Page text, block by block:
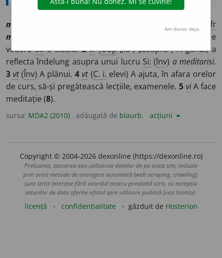
medit
fr
méditer
) A examina ceva din toate punctele de
vedereSi: a studia. 2 vi(Udp„la”, „asupra”) A gândi, a
reflecta îndelung asupra unui lucru Si: (înv) a meditarisi.
3 vt(Înv) A plănui.4 vt(C. i. elevi) A ajuta, în afara orelor
de curs, să-și pregătească lecțiile, examenele. 5 viA face
meditație (8).
sursa: MDA2 (2010) adăugată de blaurb. acțiuni
Copyright © 2004-2026 dexonline (https://dexonline.ro)
Preluarea, stocarea sau utilizarea datelor de pe acest site, inclusiv
prin orice metode de extragere automată (web scraping, crawling),
sunt strict interzise fără acordul nostru prealabil scris, cu excepția
seturilor de date oferite oficial spre utilizare publică (vezi licența).
licență confidențialitate găzduit de Hosterion
Am donat deja.